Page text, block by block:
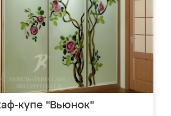
купе "Вьюнок"